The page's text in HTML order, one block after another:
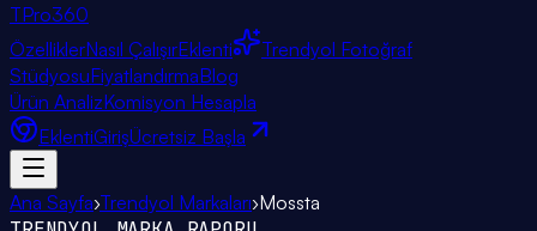
TPro360
ÖzelliklerNasıl ÇalışırEklenti
Trendyol Fotoğraf
StüdyosuFiyatlandırmaBlog
Ürün AnalizKomisyon Hesapla
EklentiGirişÜcretsiz Başla
Ana Sayfa›Trendyol Markaları›Mossta